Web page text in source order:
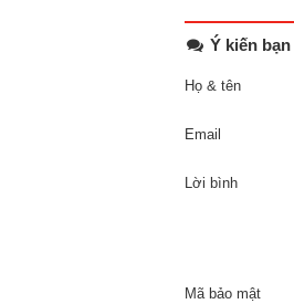
Ý kiến
Họ & tên
Email
Lời bình
Mã bảo mật